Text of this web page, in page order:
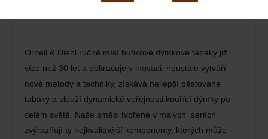
Ornell & Diehl ručně mísí butikové dýmkové tabáky již
více než 30 let a pokračuje v inovaci, neustále vytváří
nové metody a techniky, získává nejlepší pěstované
tabáky a slouží dynamické veřejnosti kouřící dýmky po
celém světě. Naše směsi tvořené v malých seriích
zvýrazňují ty nejkvalitnější komponenty, kterých může